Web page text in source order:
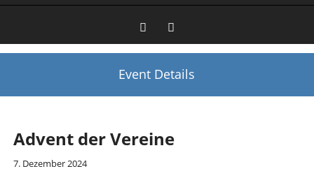
InstagramFacebook
Event Details
Advent der Vereine
7. Dezember 2024